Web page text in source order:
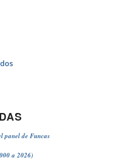
panel de Funcas
a 2026)